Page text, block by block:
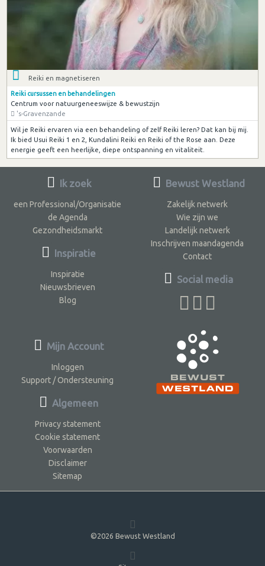
Reiki en magnetiseren
Reiki cursussen en behandelingen
Centrum voor natuurgeneeswijze & bewustzijn
's-Gravenzande
Wil je Reiki ervaren via een behandeling of zelf Reiki leren? Dat kan bij mij.
Ik bied Usui Reiki 1 en 2, Kundalini Reiki en Reiki of the Rose aan. Deze
energie geeft een heerlijke, diepe ontspanning en vitaliteit.
Ik zoek
een Professional/Organisatie
de Agenda
Gezondheidsmarkt
Inspiratie
Inspiratie
Nieuwsbrieven
Blog
Bewust Westland
Zakelijk netwerk
Wie zijn we
Landelijk netwerk
Inschrijven maandagenda
Contact
Social media
Mijn Account
Inloggen
Support / Ondersteuning
Algemeen
Privacy statement
Cookie statement
Voorwaarden
Disclaimer
Sitemap
©2026 Bewust Westland